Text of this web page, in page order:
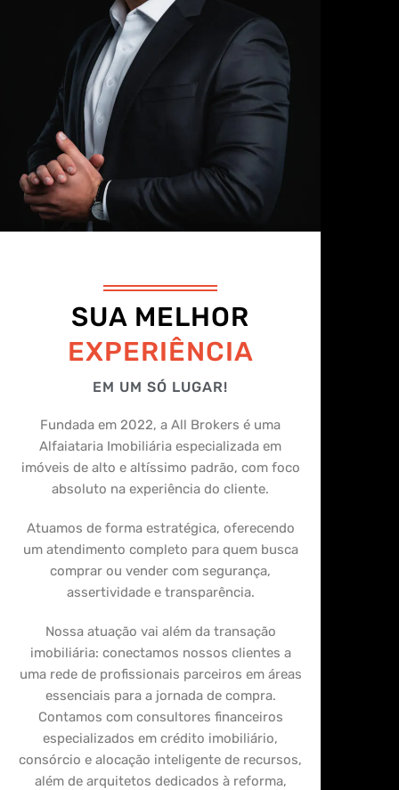
SUA MELHOR
EXPERIÊNCIA
EM UM SÓ LUGAR!
Fundada em 2022, a All Brokers é uma
Alfaiataria Imobiliária especializada em
imóveis de alto e altíssimo padrão, com foco
absoluto na experiência do cliente.
Atuamos de forma estratégica, oferecendo
um atendimento completo para quem busca
comprar ou vender com segurança,
assertividade e transparência.
Nossa atuação vai além da transação
imobiliária: conectamos nossos clientes a
uma rede de profissionais parceiros em áreas
essenciais para a jornada de compra.
Contamos com consultores financeiros
especializados em crédito imobiliário,
consórcio e alocação inteligente de recursos,
além de arquitetos dedicados à reforma,